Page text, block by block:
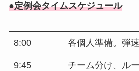
●定例会タイムスケジュール
8:00 各個人準備。弾
9:45
チーム分け、ル